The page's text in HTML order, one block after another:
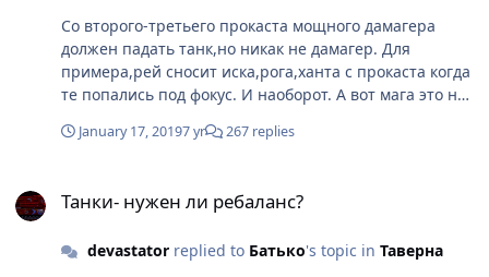
Со второго-третьего прокаста мощного дамагера
должен падать танк,но никак не дамагер. Для
примера,рей сносит иска,рога,ханта с прокаста когда
те попались под фокус. И наоборот. А вот мага это не
January 17, 20197 yr 267 replies
Танки- нужен ли ребаланс?
devastatorreplied to Батько's topic in Таверна